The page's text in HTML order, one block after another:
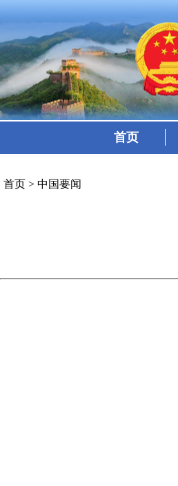
首页
首页 > 中国要闻